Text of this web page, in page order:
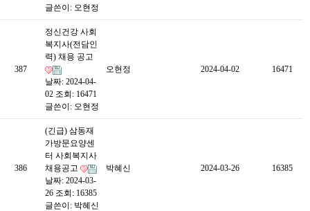
글쓴이: 오현정
387
정신건강 사회
복지사(전담인
력) 채용 공고
날짜: 2024-04-
02 조회: 16471
글쓴이: 오현정
오현정 2024-04-02 16471
386
(긴급) 삼동재
가방문요양센
터 사회복지사
채용공고
날짜: 2024-03-
26 조회: 16385
글쓴이: 박혜신
박혜신 2024-03-26 16385